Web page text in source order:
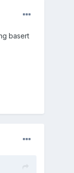
basert